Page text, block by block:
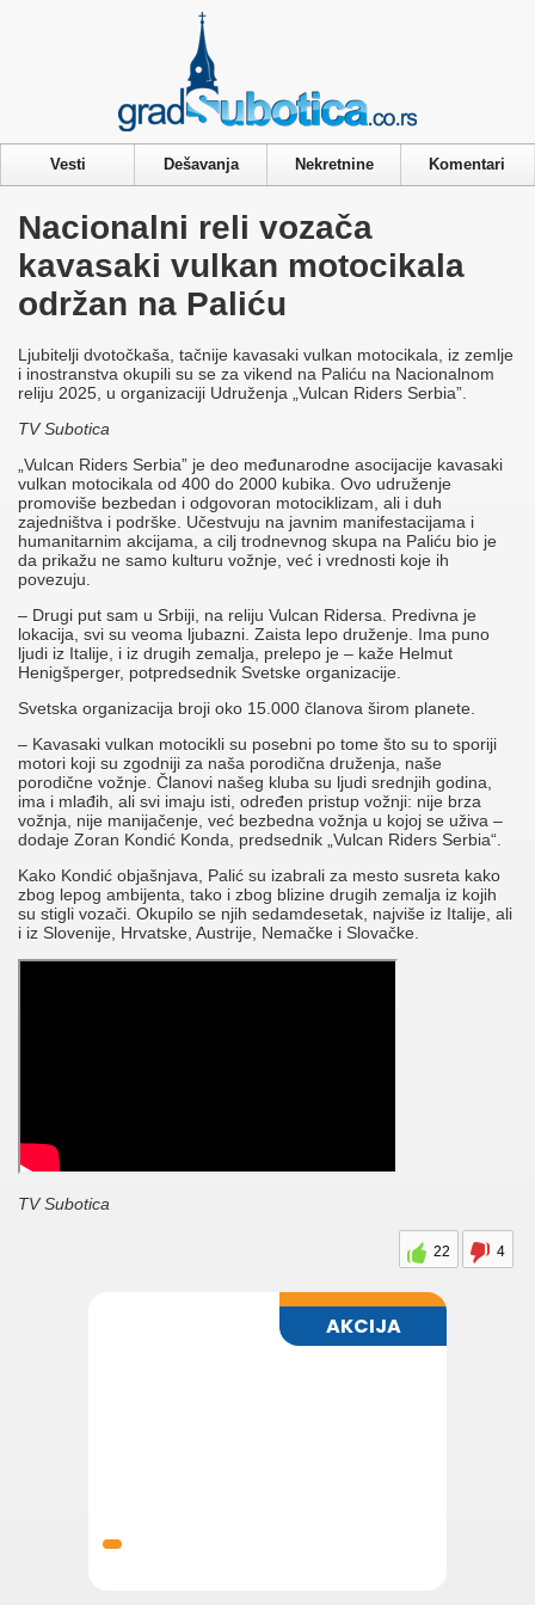
Vesti Dešavanja Nekretnine Komentari
Nacionalni reli vozača
kavasaki vulkan motocikala
održan na Paliću
Ljubitelji dvotočkaša, tačnije kavasaki vulkan motocikala, iz zemlje
i inostranstva okupili su se za vikend na Paliću na Nacionalnom
reliju 2025, u organizaciji Udruženja „Vulcan Riders Serbia”.
TV Subotica
„Vulcan Riders Serbia” je deo međunarodne asocijacije kavasaki
vulkan motocikala od 400 do 2000 kubika. Ovo udruženje
promoviše bezbedan i odgovoran motociklizam, ali i duh
zajedništva i podrške. Učestvuju na javnim manifestacijama i
humanitarnim akcijama, a cilj trodnevnog skupa na Paliću bio je
da prikažu ne samo kulturu vožnje, već i vrednosti koje ih
povezuju.
– Drugi put sam u Srbiji, na reliju Vulcan Ridersa. Predivna je
lokacija, svi su veoma ljubazni. Zaista lepo druženje. Ima puno
ljudi iz Italije, i iz drugih zemalja, prelepo je – kaže Helmut
Henigšperger, potpredsednik Svetske organizacije.
Svetska organizacija broji oko 15.000 članova širom planete.
– Kavasaki vulkan motocikli su posebni po tome što su to sporiji
motori koji su zgodniji za naša porodična druženja, naše
porodične vožnje. Članovi našeg kluba su ljudi srednjih godina,
ima i mlađih, ali svi imaju isti, određen pristup vožnji: nije brza
vožnja, nije manijačenje, već bezbedna vožnja u kojoj se uživa –
dodaje Zoran Kondić Konda, predsednik „Vulcan Riders Serbia“.
Kako Kondić objašnjava, Palić su izabrali za mesto susreta kako
zbog lepog ambijenta, tako i zbog blizine drugih zemalja iz kojih
su stigli vozači. Okupilo se njih sedamdesetak, najviše iz Italije, ali
i iz Slovenije, Hrvatske, Austrije, Nemačke i Slovačke.
TV Subotica
22 4
Privacy & Cookies Policy